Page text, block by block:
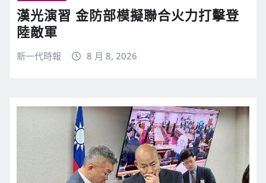
漢光演習 金防部模擬聯合火力打擊登
陸敵軍
新一代時報 8 月 8, 2026